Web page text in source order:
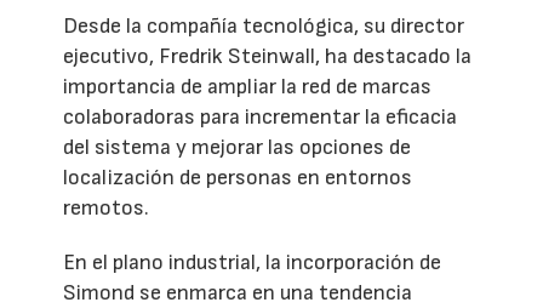
Desde la compañía tecnológica, su director
ejecutivo, Fredrik Steinwall, ha destacado la
importancia de ampliar la red de marcas
colaboradoras para incrementar la eficacia
del sistema y mejorar las opciones de
localización de personas en entornos
remotos.
En el plano industrial, la incorporación de
Simond se enmarca en una tendencia